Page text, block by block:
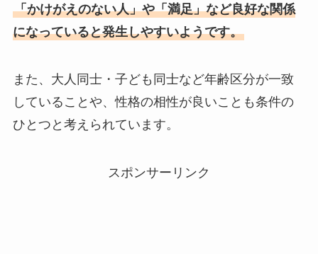
「かけがえのない人」や「満足」など良好な関係
になっていると発生しやすいようです。
また、大人同士・子ども同士など年齢区分が一致
していることや、性格の相性が良いことも条件の
ひとつと考えられています。
スポンサーリンク